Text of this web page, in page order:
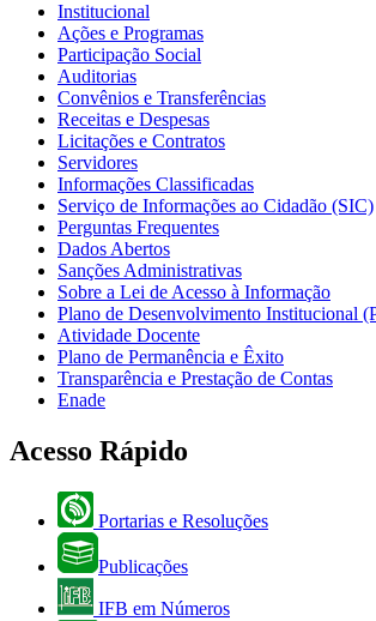
Institucional
Ações e Programas
Participação Social
Auditorias
Convênios e Transferências
Receitas e Despesas
Licitações e Contratos
Servidores
Informações Classificadas
Serviço de Informações ao Cidadão (SIC)
Perguntas Frequentes
Dados Abertos
Sanções Administrativas
Sobre a Lei de Acesso à Informação
Plano de Desenvolvimento Institucional
Atividade Docente
Plano de Permanência e Êxito
Transparência e Prestação de Contas
Enade
Acesso Rápido
Portarias e Resoluções
Publicações
IFB em Números